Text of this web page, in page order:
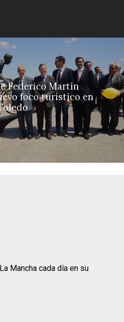
Federico Martín
foco turístico en
Mancha cada día en su